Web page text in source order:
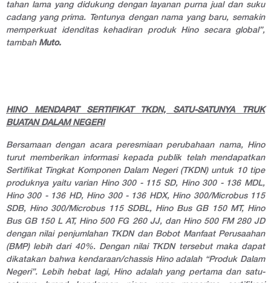
tahan lama yang didukung dengan layanan purna jual dan suku
cadang yang prima. Tentunya dengan nama yang baru, semakin
memperkuat idenditas kehadiran produk Hino secara global”,
tambah Muto.
HINO MENDAPAT SERTIFIKAT TKDN, SATU-SATUNYA TRUK
BUATAN DALAM NEGERI
Bersamaan dengan acara peresmiaan perubahaan nama, Hino
turut memberikan informasi kepada publik telah mendapatkan
Sertifikat Tingkat Komponen Dalam Negeri (TKDN) untuk 10 tipe
produknya yaitu varian Hino 300 - 115 SD, Hino 300 - 136 MDL,
Hino 300 - 136 HD, Hino 300 - 136 HDX, Hino 300/Microbus 115
SDB, Hino 300/Microbus 115 SDBL, Hino Bus GB 150 MT, Hino
Bus GB 150 L AT, Hino 500 FG 260 JJ, dan Hino 500 FM 280 JD
dengan nilai penjumlahan TKDN dan Bobot Manfaat Perusaahan
(BMP) lebih dari 40%. Dengan nilai TKDN tersebut maka dapat
dikatakan bahwa kendaraan/chassis Hino adalah “Produk Dalam
Negeri”. Lebih hebat lagi, Hino adalah yang pertama dan satu-